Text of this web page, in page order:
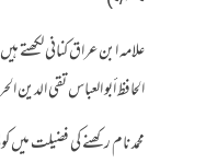
علامہ ابن عراق کنانی لکھتے
الحافظ أبو العباس تقي الدين
محمد نام رکھنے کی فضیلت